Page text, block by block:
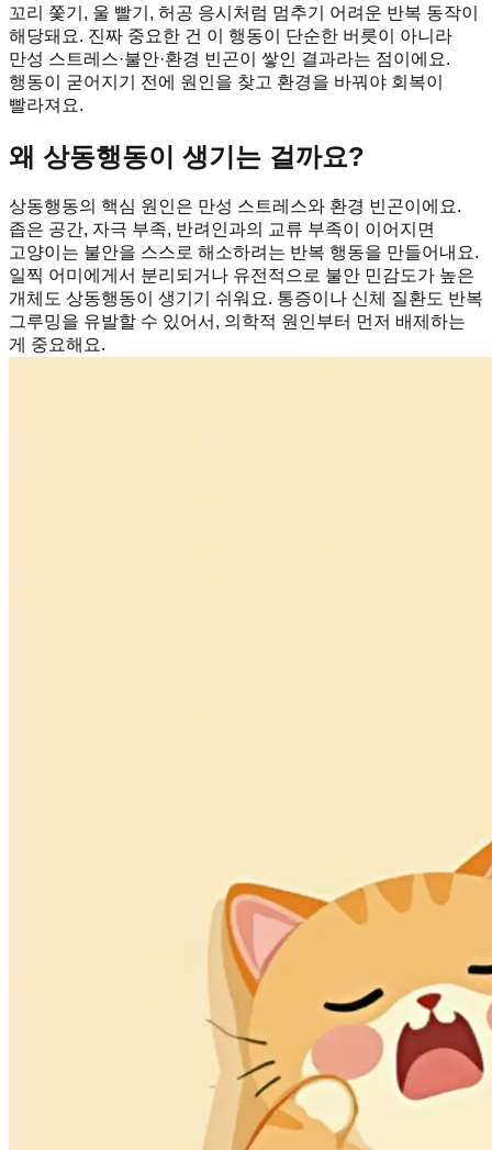
꼬리 쫓기, 울 빨기, 허공 응시처럼 멈추기 어려운 반복 동작이
해당돼요. 진짜 중요한 건 이 행동이 단순한 버릇이 아니라
만성 스트레스·불안·환경 빈곤이 쌓인 결과라는 점이에요.
행동이 굳어지기 전에 원인을 찾고 환경을 바꿔야 회복이
빨라져요.
왜 상동행동이 생기는 걸까요?
상동행동의 핵심 원인은 만성 스트레스와 환경 빈곤이에요.
좁은 공간, 자극 부족, 반려인과의 교류 부족이 이어지면
고양이는 불안을 스스로 해소하려는 반복 행동을 만들어내요.
일찍 어미에게서 분리되거나 유전적으로 불안 민감도가 높은
개체도 상동행동이 생기기 쉬워요. 통증이나 신체 질환도 반복
그루밍을 유발할 수 있어서, 의학적 원인부터 먼저 배제하는
게 중요해요.